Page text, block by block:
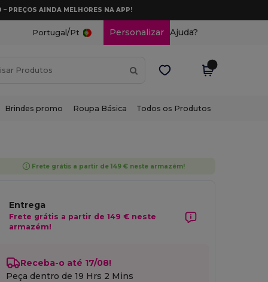
PREÇOS AINDA MELHORES NA APP!
Portugal /Pt Personalizar Ajuda?
Brindes promo Roupa Básica Todos os Produtos
Frete grátis a partir de 149 € neste armazém!
Entrega
Frete grátis a partir de 149 € neste
armazém!
Receba-o até 17/08!
Peça dentro de19 Hrs 2 Mins